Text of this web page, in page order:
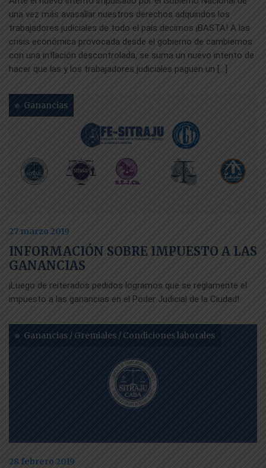
una vez más avasallar nuestros derechos adquiridos los
trabajadores judiciales de todo el país decimos ¡BASTA! A las
crisis económica provocada desde el gobierno de cambiemos
con una inflación descontrolada, se suma un nuevo intento de
hacer que las y los trabajadores judiciales paguen un […]
Ganancias
27 marzo 2019
INFORMACIÓN SOBRE IMPUESTO A LAS
GANANCIAS
¡Luego de reiterados pedidos logramos que se reglamente el
impuesto a las ganancias en el Poder Judicial de la Ciudad!
Ganancias / Gremiales / Condiciones laborales
28 febrero 2019